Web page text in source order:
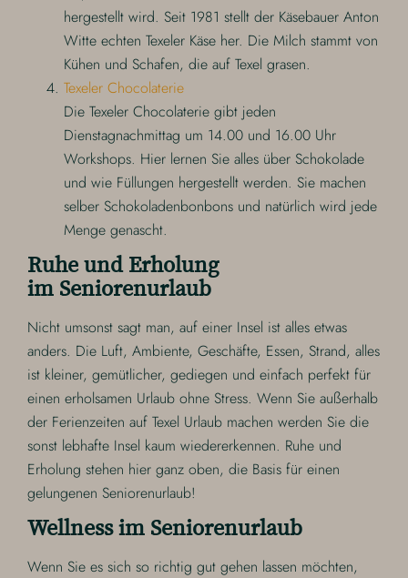
hergestellt wird. Seit 1981 stellt der Käsebauer Anton
Witte echten Texeler Käse her. Die Milch stammt von
Kühen und Schafen, die auf Texel grasen.
Texeler Chocolaterie
Die Texeler Chocolaterie gibt jeden
Dienstagnachmittag um 14.00 und 16.00 Uhr
Workshops. Hier lernen Sie alles über Schokolade
und wie Füllungen hergestellt werden. Sie machen
selber Schokoladenbonbons und natürlich wird jede
Menge genascht.
Ruhe und Erholung
im Seniorenurlaub
Nicht umsonst sagt man, auf einer Insel ist alles etwas
anders. Die Luft, Ambiente, Geschäfte, Essen, Strand, alles
ist kleiner, gemütlicher, gediegen und einfach perfekt für
einen erholsamen Urlaub ohne Stress. Wenn Sie außerhalb
der Ferienzeiten auf Texel Urlaub machen werden Sie die
sonst lebhafte Insel kaum wiedererkennen. Ruhe und
Erholung stehen hier ganz oben, die Basis für einen
gelungenen Seniorenurlaub!
Wellness im Seniorenurlaub
Wenn Sie es sich so richtig gut gehen lassen möchten,